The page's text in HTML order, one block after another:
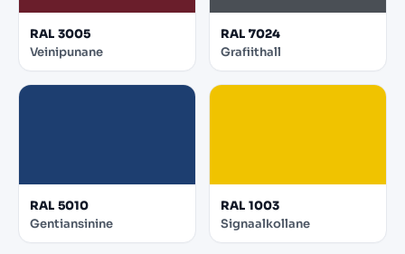
RAL 3005
Veinipunane
RAL 7024
Grafiithall
RAL 5010
Gentiansinine
RAL 1003
Signaalkollane